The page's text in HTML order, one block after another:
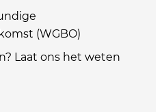
(WGBO)
Laat ons het weten